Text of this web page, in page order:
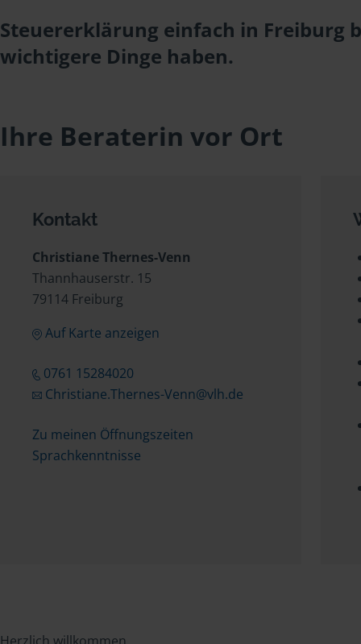
Steuererklärung einfach in Freiburg
wichtigere Dinge haben.
Ihre Beraterin vor Ort
Kontakt
Christiane Thernes-Venn
Thannhauserstr. 15
79114 Freiburg
Auf Karte anzeigen
0761 15284020
Christiane.Thernes-Venn@vlh.de
Zu meinen Öffnungszeiten
Sprachkenntnisse